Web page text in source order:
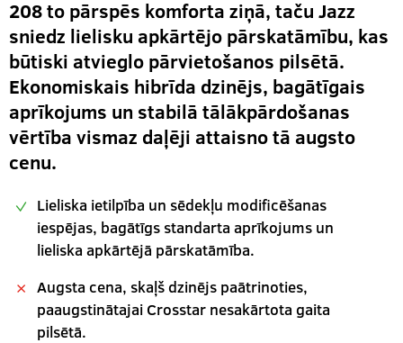
208 to pārspēs komforta ziņā, taču Jazz
sniedz lielisku apkārtējo pārskatāmību, kas
būtiski atvieglo pārvietošanos pilsētā.
Ekonomiskais hibrīda dzinējs, bagātīgais
aprīkojums un stabilā tālākpārdošanas
vērtība vismaz daļēji attaisno tā augsto
cenu.
Lieliska ietilpība un sēdekļu modificēšanas
iespējas, bagātīgs standarta aprīkojums un
lieliska apkārtējā pārskatāmība.
Augsta cena, skaļš dzinējs paātrinoties,
paaugstinātajai Crosstar nesakārtota gaita
pilsētā.